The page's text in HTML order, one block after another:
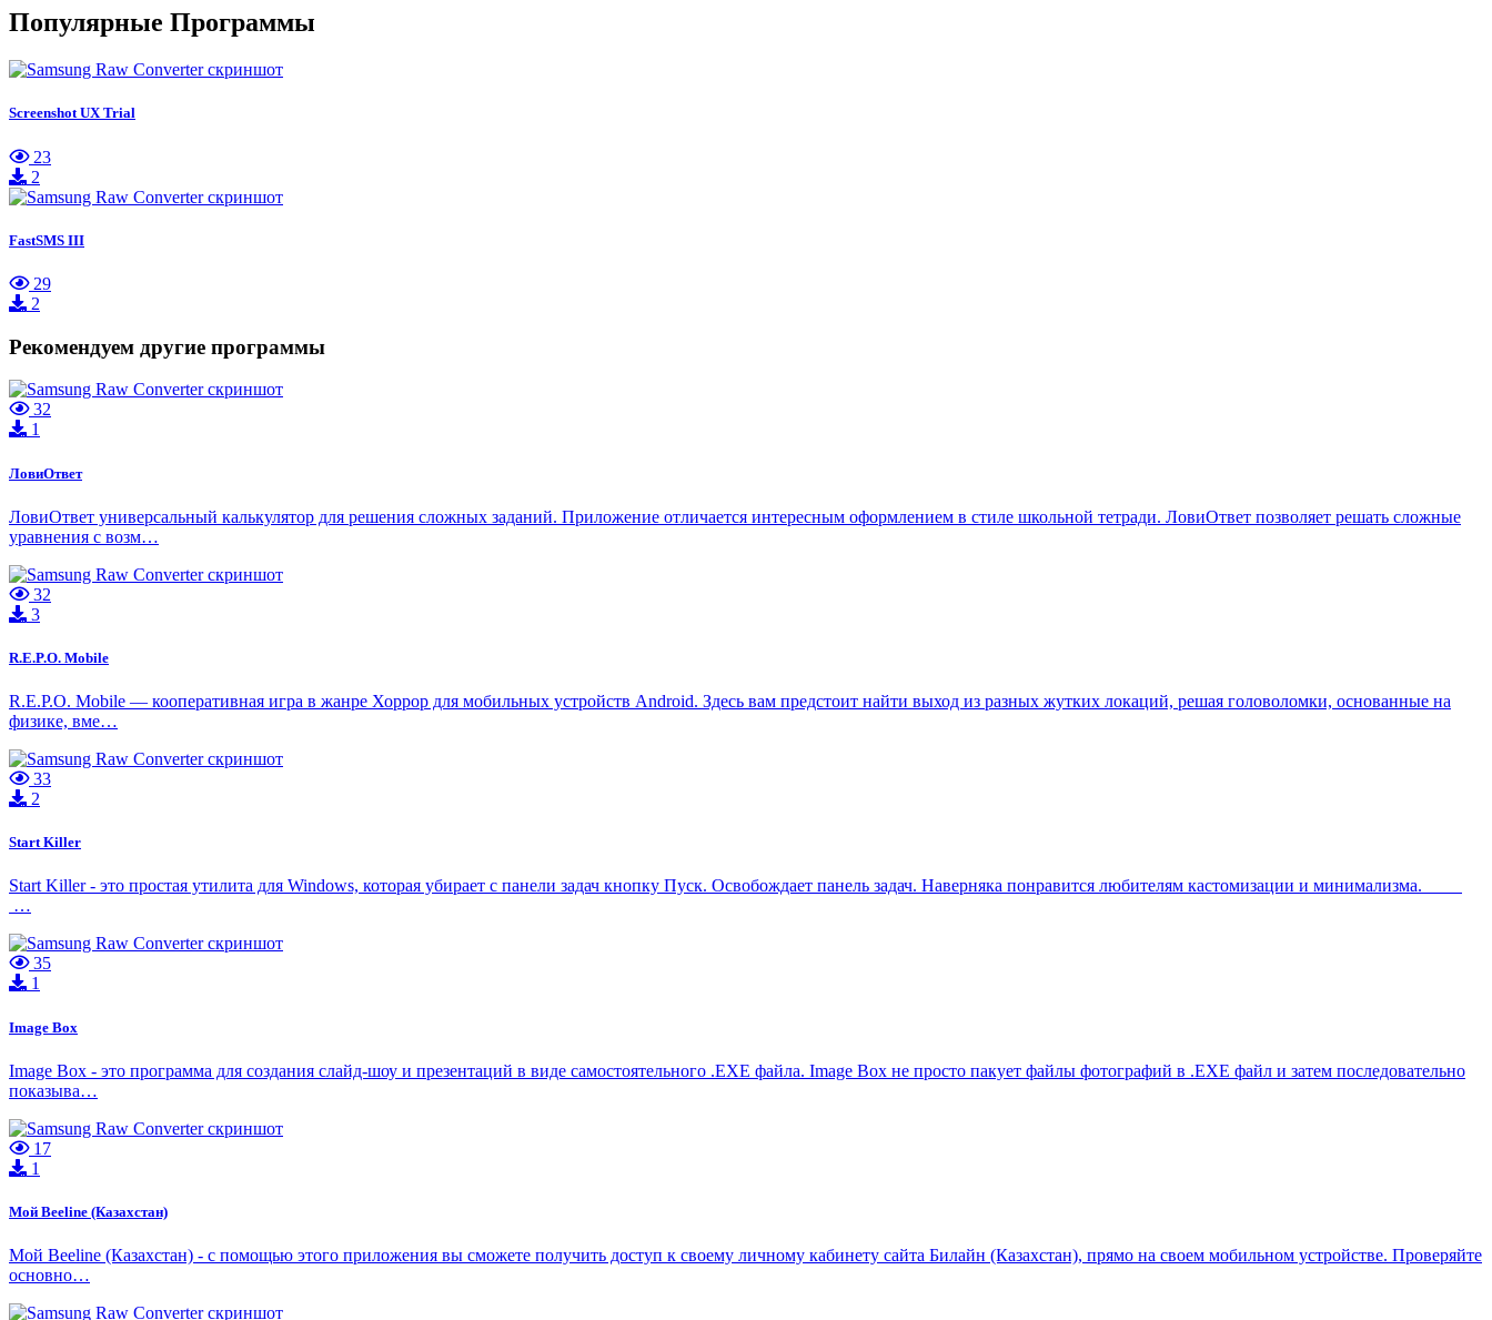
Популярные Программы
Screenshot UX Trial
23
2
FastSMS III
29
2
Рекомендуем другие программы
32
1
ЛовиОтвет
ЛовиОтвет универсальный калькулятор для решения сложных заданий. Приложение отличается интересным оформлением в стиле школьной тетради. ЛовиОтвет позволяет решать сложные
уравнения с возм…
32
3
R.E.P.O. Mobile
R.E.P.O. Mobile — кооперативная игра в жанре Хоррор для мобильных устройств Android. Здесь вам предстоит найти выход из разных жутких локаций, решая головоломки, основанные на
физике, вме…
33
2
Start Killer
Start Killer - это простая утилита для Windows, которая убирает с панели задач кнопку Пуск. Освобождает панель задач. Наверняка понравится любителям кастомизации и минимализма.
…
35
1
Image Box
Image Box - это программа для создания слайд-шоу и презентаций в виде самостоятельного .ЕХЕ файла. Image Box не просто пакует файлы фотографий в .EXE файл и затем последовательно
показыва…
17
1
Мой Beeline (Казахстан)
Мой Beeline (Казахстан) - с помощью этого приложения вы сможете получить доступ к своему личному кабинету сайта Билайн (Казахстан), прямо на своем мобильном устройстве. Проверяйте
основно…